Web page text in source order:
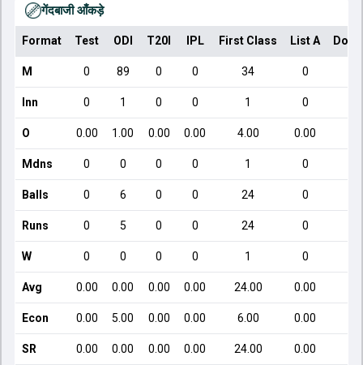
गेंदबाजी आँकड़े
Format Test ODI T20I IPL First Class List A
M 0 89 0 0 34 0
Inn 0 1 0 0 1 0
O 0.00 1.00 0.00 0.00 4.00 0.00
Mdns 0 0 0 0 1 0
Balls 0 6 0 0 24 0
Runs 0 5 0 0 24 0
W 0 0 0 0 1 0
Avg 0.00 0.00 0.00 0.00 24.00 0.00
Econ 0.00 5.00 0.00 0.00 6.00 0.00
SR 0.00 0.00 0.00 0.00 24.00 0.00